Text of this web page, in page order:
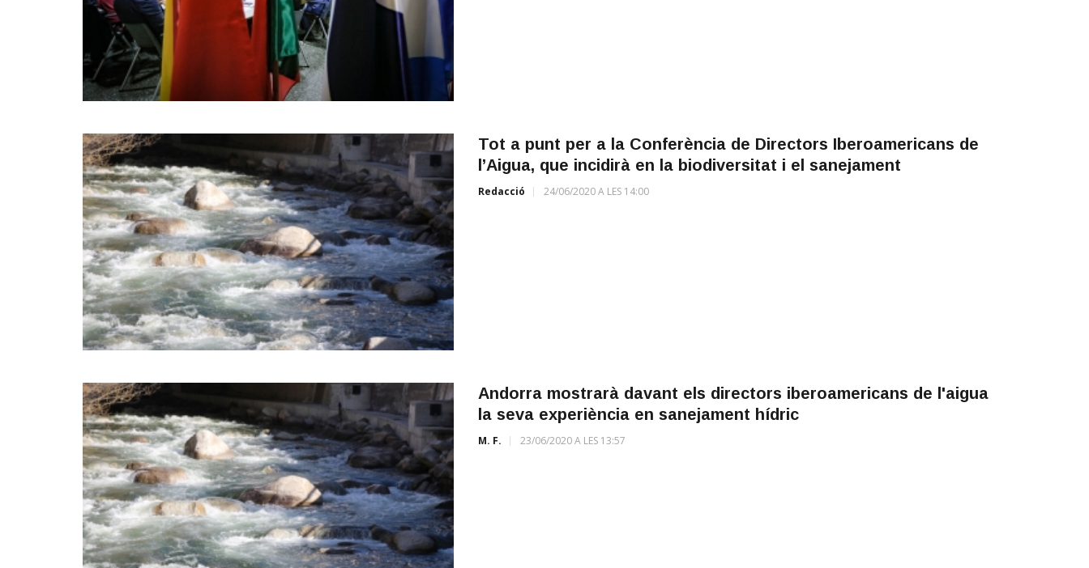
Tot a punt per a la Conferència de Directors Iberoamericans de
l’Aigua, que incidirà en la biodiversitat i el sanejament
Redacció 24/06/2020 A LES 14:00
Andorra mostrarà davant els directors iberoamericans de l'aigua
la seva experiència en sanejament hídric
M. F. 23/06/2020 A LES 13:57